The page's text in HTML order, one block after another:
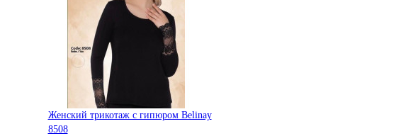
Женский трикотаж с гипюром Belinay
8508